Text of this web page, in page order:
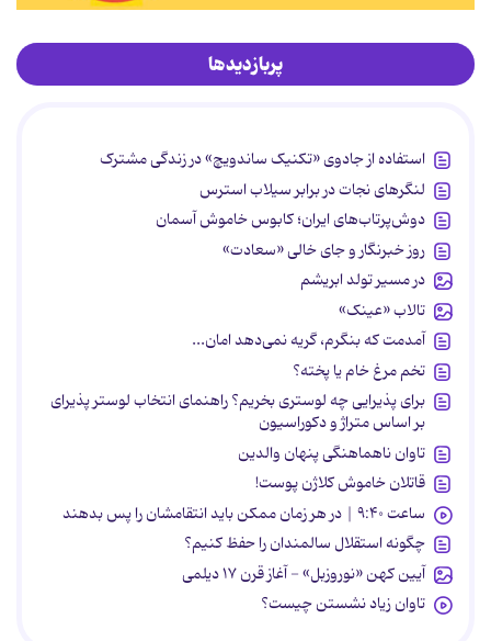
پربازدیدها
استفاده از جادوی «تکنیک ساندویچ» در زندگی مشترک
لنگرهای نجات در برابر سیلاب استرس
دوش‌پرتاب‌های ایران؛ کابوس خاموش آسمان
روز خبرنگار و جای خالی «سعادت»
در مسیر تولد ابریشم
تالاب «عینک»
آمدمت که بنگرم، گریه نمی‌دهد امان...
تخم مرغ خام یا پخته؟
برای پذیرایی چه لوستری بخریم؟ راهنمای انتخاب لوستر پذیرای
بر اساس متراژ و دکوراسیون
تاوان ناهماهنگی پنهان والدین
قاتلان خاموش کلاژن پوست!
ساعت ۹:۴۰ | در هر زمان ممکن باید انتقامشان را پس بدهند
چگونه استقلال سالمندان را حفظ کنیم؟
آیین کهن «نوروزبل» - آغاز قرن ۱۷ دیلمی
تاوان زیاد نشستن چیست؟